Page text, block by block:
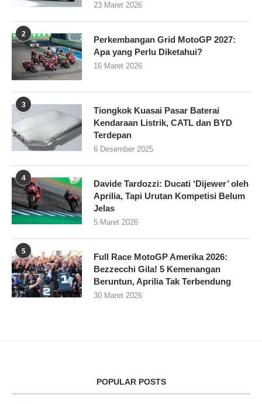
23 Maret 2026
2
Perkembangan Grid MotoGP 2027:
Apa yang Perlu Diketahui?
16 Maret 2026
3
Tiongkok Kuasai Pasar Baterai
Kendaraan Listrik, CATL dan BYD
Terdepan
6 Desember 2025
4
Davide Tardozzi: Ducati ‘Dijewer’ oleh
Aprilia, Tapi Urutan Kompetisi Belum
Jelas
5 Maret 2026
5
Full Race MotoGP Amerika 2026:
Bezzecchi Gila! 5 Kemenangan
Beruntun, Aprilia Tak Terbendung
30 Maret 2026
POPULAR POSTS